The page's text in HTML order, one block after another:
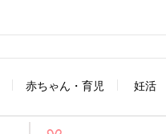
赤ちゃん・育児 妊活